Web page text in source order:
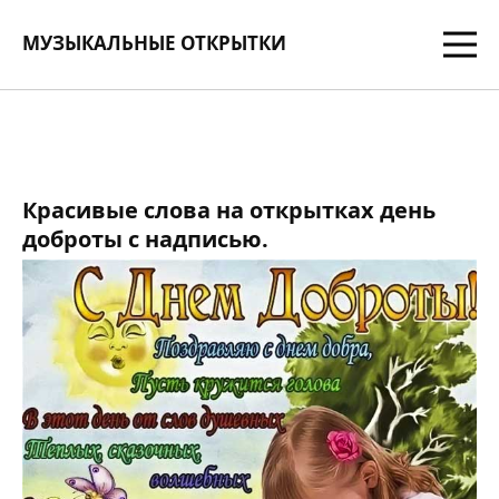
МУЗЫКАЛЬНЫЕ ОТКРЫТКИ
Красивые слова на открытках день
доброты с надписью.